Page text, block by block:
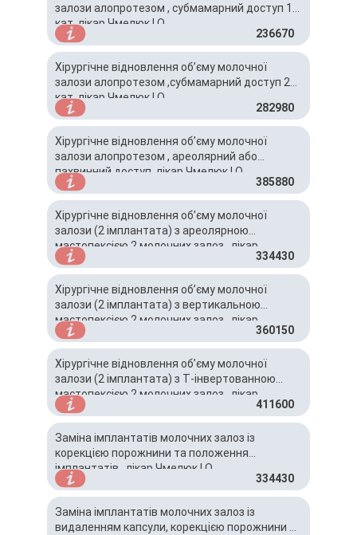
залози алопротезом , субмамарний доступ 1
кат, лікар Чмелюк І.О.
236670
Хірургічне відновлення об’єму молочної
залози алопротезом ,субмамарний доступ 2
кат, лікар Чмелюк І.О.
282980
Хірургічне відновлення об’єму молочної
залози алопротезом , ареолярний або
пахвинний доступ, лікар Чмелюк І.О.
385880
Хірургічне відновлення об’єму молочної
залози (2 імплантата) з ареолярною
мастопексією 2 молочних залоз , лікар
Чмелюк І.О.
334430
Хірургічне відновлення об’єму молочної
залози (2 імплантата) з вертикальною
мастопексією 2 молочних залоз , лікар
Чмелюк І.О.
360150
Хірургічне відновлення об’єму молочної
залози (2 імплантата) з Т-інвертованною
мастопексією 2 молочних залоз , лікар
Чмелюк І.О.
411600
Заміна імплантатів молочних залоз із
корекцією порожнини та положення
імплантатів , лікар Чмелюк І.О.
334430
Заміна імплантатів молочних залоз із
видаленням капсули, корекцією порожнини та